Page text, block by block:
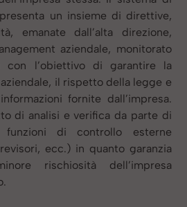
un insieme di direttive,
emanate dall’alta direzione,
aziendale, monitorato
con l’obiettivo di garantire la
il rispetto della legge e
fornite dall’impresa.
di analisi e verifica da parte di
di controllo esterne
ecc.) in quanto garanzia
rischiosità dell’impresa